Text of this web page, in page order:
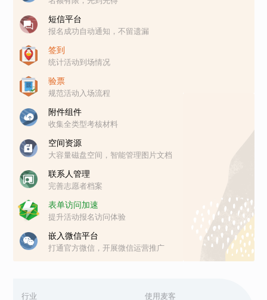
行业 使用麦客
短信平台
报名成功自动通知，不留遗漏
签到
统计活动到场情况
验票
规范活动入场流程
附件组件
收集全类型考核材料
空间资源
大容量磁盘空间，智能管理图片文档
联系人管理
完善志愿者档案
表单访问加速
提升活动报名访问体验
嵌入微信平台
打通官方微信，开展微信运营推广